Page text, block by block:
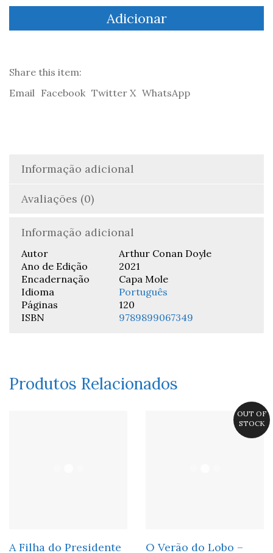
Sherlock
A
-
Arthur
Adicionar
Share this item:
Email Facebook Twitter X WhatsApp
Informação adicional
Avaliações (0)
Informação adicional
Autor
Arthur Conan Doyle
Ano de Edição
2021
Encadernação
Capa Mole
Idioma
Português
Páginas
120
ISBN
9789899067349
Produtos Relacionados
A Filha do Presidente
OUT OF
STOCK
O Verão do Lobo –